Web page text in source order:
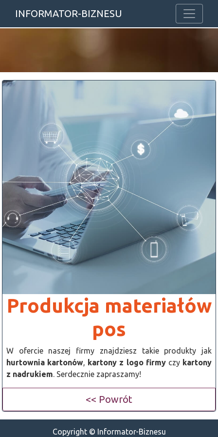
INFORMATOR-BIZNESU
Produkcja materiałów
pos
W ofercie naszej firmy znajdziesz takie produkty jak
hurtownia kartonów kartony z logo firmyczy kartony
z nadrukiem . Serdecznie zapraszamy!
<< Powrót
Copyright © Informator-Biznesu